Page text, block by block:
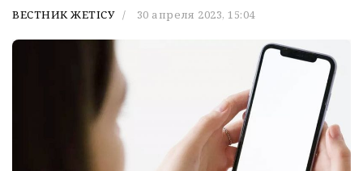
ВЕСТНИК ЖЕТІСУ 30 апреля 2023, 15:04